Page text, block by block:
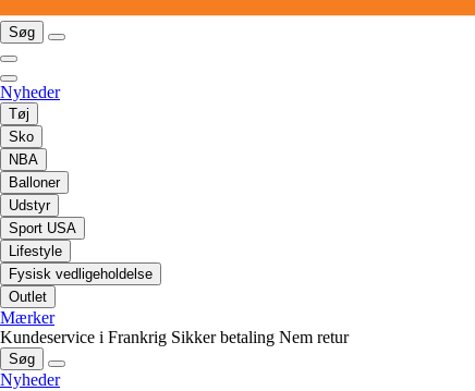
Søg
Nyheder
Tøj
Sko
NBA
Balloner
Udstyr
Sport USA
Lifestyle
Fysisk vedligeholdelse
Outlet
Mærker
Kundeservice i Frankrig Sikker betaling Nem retur
Søg
Nyheder